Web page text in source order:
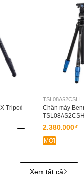
Tripod
TSL08AS2CSH
Chân máy
TSL08AS2CSH
2.380.000₫
MỚI
Xem tất cả